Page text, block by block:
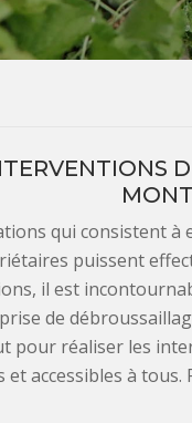
qui consistent à
puissent
il est
de
pour réaliser les
et accessibles à